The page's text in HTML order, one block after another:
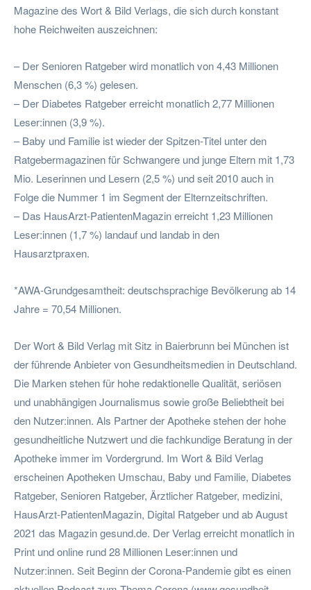
Magazine des Wort & Bild Verlags, die sich durch konstant
hohe Reichweiten auszeichnen:
– Der Senioren Ratgeber wird monatlich von 4,43 Millionen
Menschen (6,3 %) gelesen.
– Der Diabetes Ratgeber erreicht monatlich 2,77 Millionen
Leser:innen (3,9 %).
– Baby und Familie ist wieder der Spitzen-Titel unter den
Ratgebermagazinen für Schwangere und junge Eltern mit 1,73
Mio. Leserinnen und Lesern (2,5 %) und seit 2010 auch in
Folge die Nummer 1 im Segment der Elternzeitschriften.
– Das HausArzt-PatientenMagazin erreicht 1,23 Millionen
Leser:innen (1,7 %) landauf und landab in den
Hausarztpraxen.
*AWA-Grundgesamtheit: deutschsprachige Bevölkerung ab 14
Jahre = 70,54 Millionen.
Der Wort & Bild Verlag mit Sitz in Baierbrunn bei München ist
der führende Anbieter von Gesundheitsmedien in Deutschland.
Die Marken stehen für hohe redaktionelle Qualität, seriösen
und unabhängigen Journalismus sowie große Beliebtheit bei
den Nutzer:innen. Als Partner der Apotheke stehen der hohe
gesundheitliche Nutzwert und die fachkundige Beratung in der
Apotheke immer im Vordergrund. Im Wort & Bild Verlag
erscheinen Apotheken Umschau, Baby und Familie, Diabetes
Ratgeber, Senioren Ratgeber, Ärztlicher Ratgeber, medizini,
HausArzt-PatientenMagazin, Digital Ratgeber und ab August
2021 das Magazin gesund.de. Der Verlag erreicht monatlich in
Print und online rund 28 Millionen Leser:innen und
Nutzer:innen. Seit Beginn der Corona-Pandemie gibt es einen